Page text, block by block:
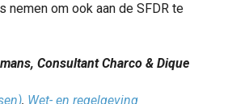
nemen om ook aan de SFDR te
Consultant Charco & Dique
, Wet- en regelgeving